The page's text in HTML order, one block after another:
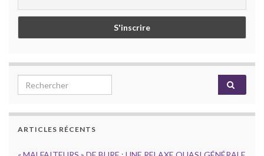
Search for:
ARTICLES RÉCENTS